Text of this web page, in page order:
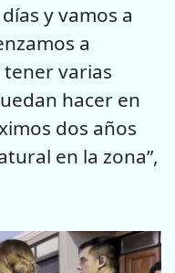
y vamos a
a
tener varias
hacer en
dos años
en la zona”,